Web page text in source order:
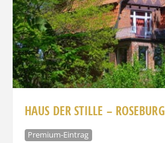
HAUS DER STILLE – ROSEBURG
Premium-Eintrag